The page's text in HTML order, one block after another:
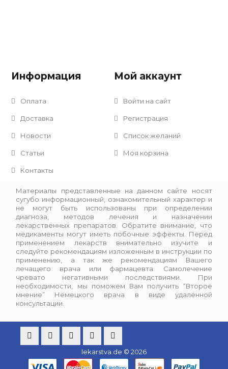
Информация
Оплата
Доставка
Новости
Статьи
Контакты
Мой аккаунт
Войти на сайт
Регистрация
Список желаний
Моя корзина
Материалы представленные на данном сайте носят
сугубо информационный, ознакомительный характер и
не могут быть использованы при определении
диагноза, методов лечения и назначении
лекарственных препаратов. Обратите внимание, что
медикаменты могут иметь побочные эффекты. Перед
применением лекарств внимательно изучите и
следуйте рекомендациям изложенным в инструкции по
применению, а так же рекомендациям Вашего
лечащего врача или фармацевта. Самолечение
чревато негативными последствиями. При
необходимости, мы поможем Вам получить “Второе
мнение” Немецкого врача в виде удаленной
консультации.
lekarstva.de © 2026